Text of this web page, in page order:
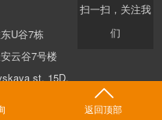
U谷7栋
云谷7号楼
st. 15D,
扫一扫，关注我
们
返回顶部